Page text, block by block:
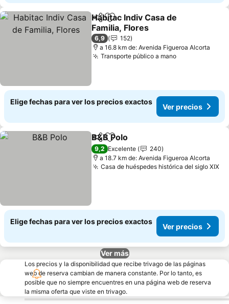
CompartirAgregar a favoritos
Habitac Indiv Casa de
Familia, Flores
Ver precios
6,9
152
a 16.8 km de: Avenida Figueroa Alcorta
Transporte público a manoVer precios
Elige fechas para ver los precios exactos
Ver precios
CompartirAgregar a favoritos
B&B Polo
9,2 Excelente
240
a 18.7 km de: Avenida Figueroa Alcorta
Casa de huéspedes histórica del siglo XIX
Elige fechas para ver los precios exactos
Ver precios
Ver más
Los precios y la disponibilidad que recibe trivago de las páginas
web de reserva cambian de manera constante. Por lo tanto, es
posible que no siempre encuentres en una página web de reserva
la misma oferta que viste en trivago.